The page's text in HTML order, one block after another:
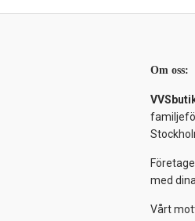
Om oss:
med
Vårt